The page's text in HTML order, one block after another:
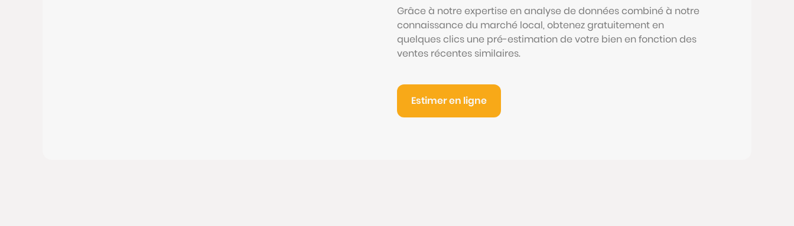
Grâce à notre expertise en analyse de données combiné à notre
connaissance du marché local, obtenez gratuitement en
quelques clics une pré-estimation de votre bien en fonction des
ventes récentes similaires.
Estimer en ligne